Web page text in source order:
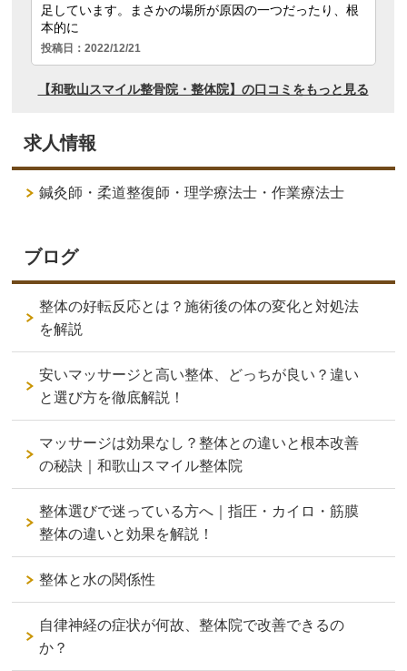
求人情報
鍼灸師・柔道整復師・理学療法士・作業療法士
ブログ
整体の好転反応とは？施術後の体の変化と対処法
を解説
安いマッサージと高い整体、どっちが良い？違い
と選び方を徹底解説！
マッサージは効果なし？整体との違いと根本改善
の秘訣｜和歌山スマイル整体院
整体選びで迷っている方へ｜指圧・カイロ・筋膜
整体の違いと効果を解説！
整体と水の関係性
自律神経の症状が何故、整体院で改善できるの
か？